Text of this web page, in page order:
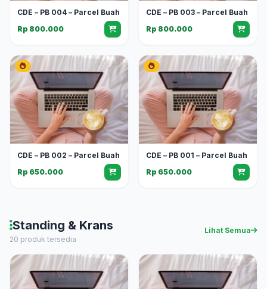
CDE – PB 004 – Parcel Buah
Rp 800.000
CDE – PB 003 – Parcel Buah
Rp 800.000
CDE – PB 002 – Parcel Buah
Rp 650.000
CDE – PB 001 – Parcel Buah
Rp 650.000
Standing & Krans
20 produk tersedia
Lihat Semua